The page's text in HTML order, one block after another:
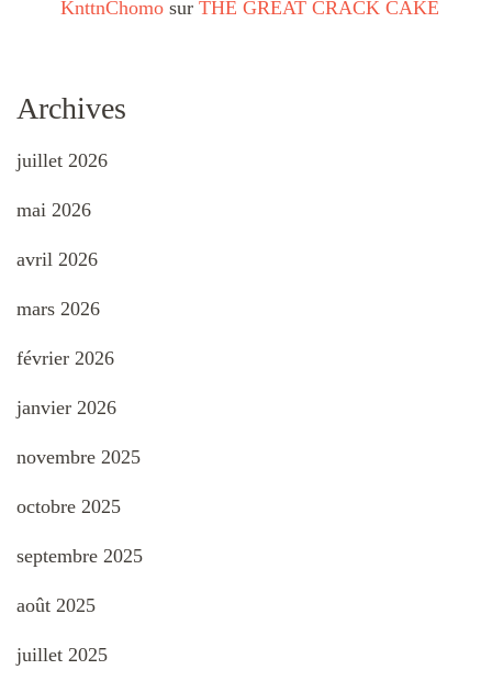
KnttnChomo sur THE GREAT CRACK CAKE
Archives
juillet 2026
mai 2026
avril 2026
mars 2026
février 2026
janvier 2026
novembre 2025
octobre 2025
septembre 2025
août 2025
juillet 2025